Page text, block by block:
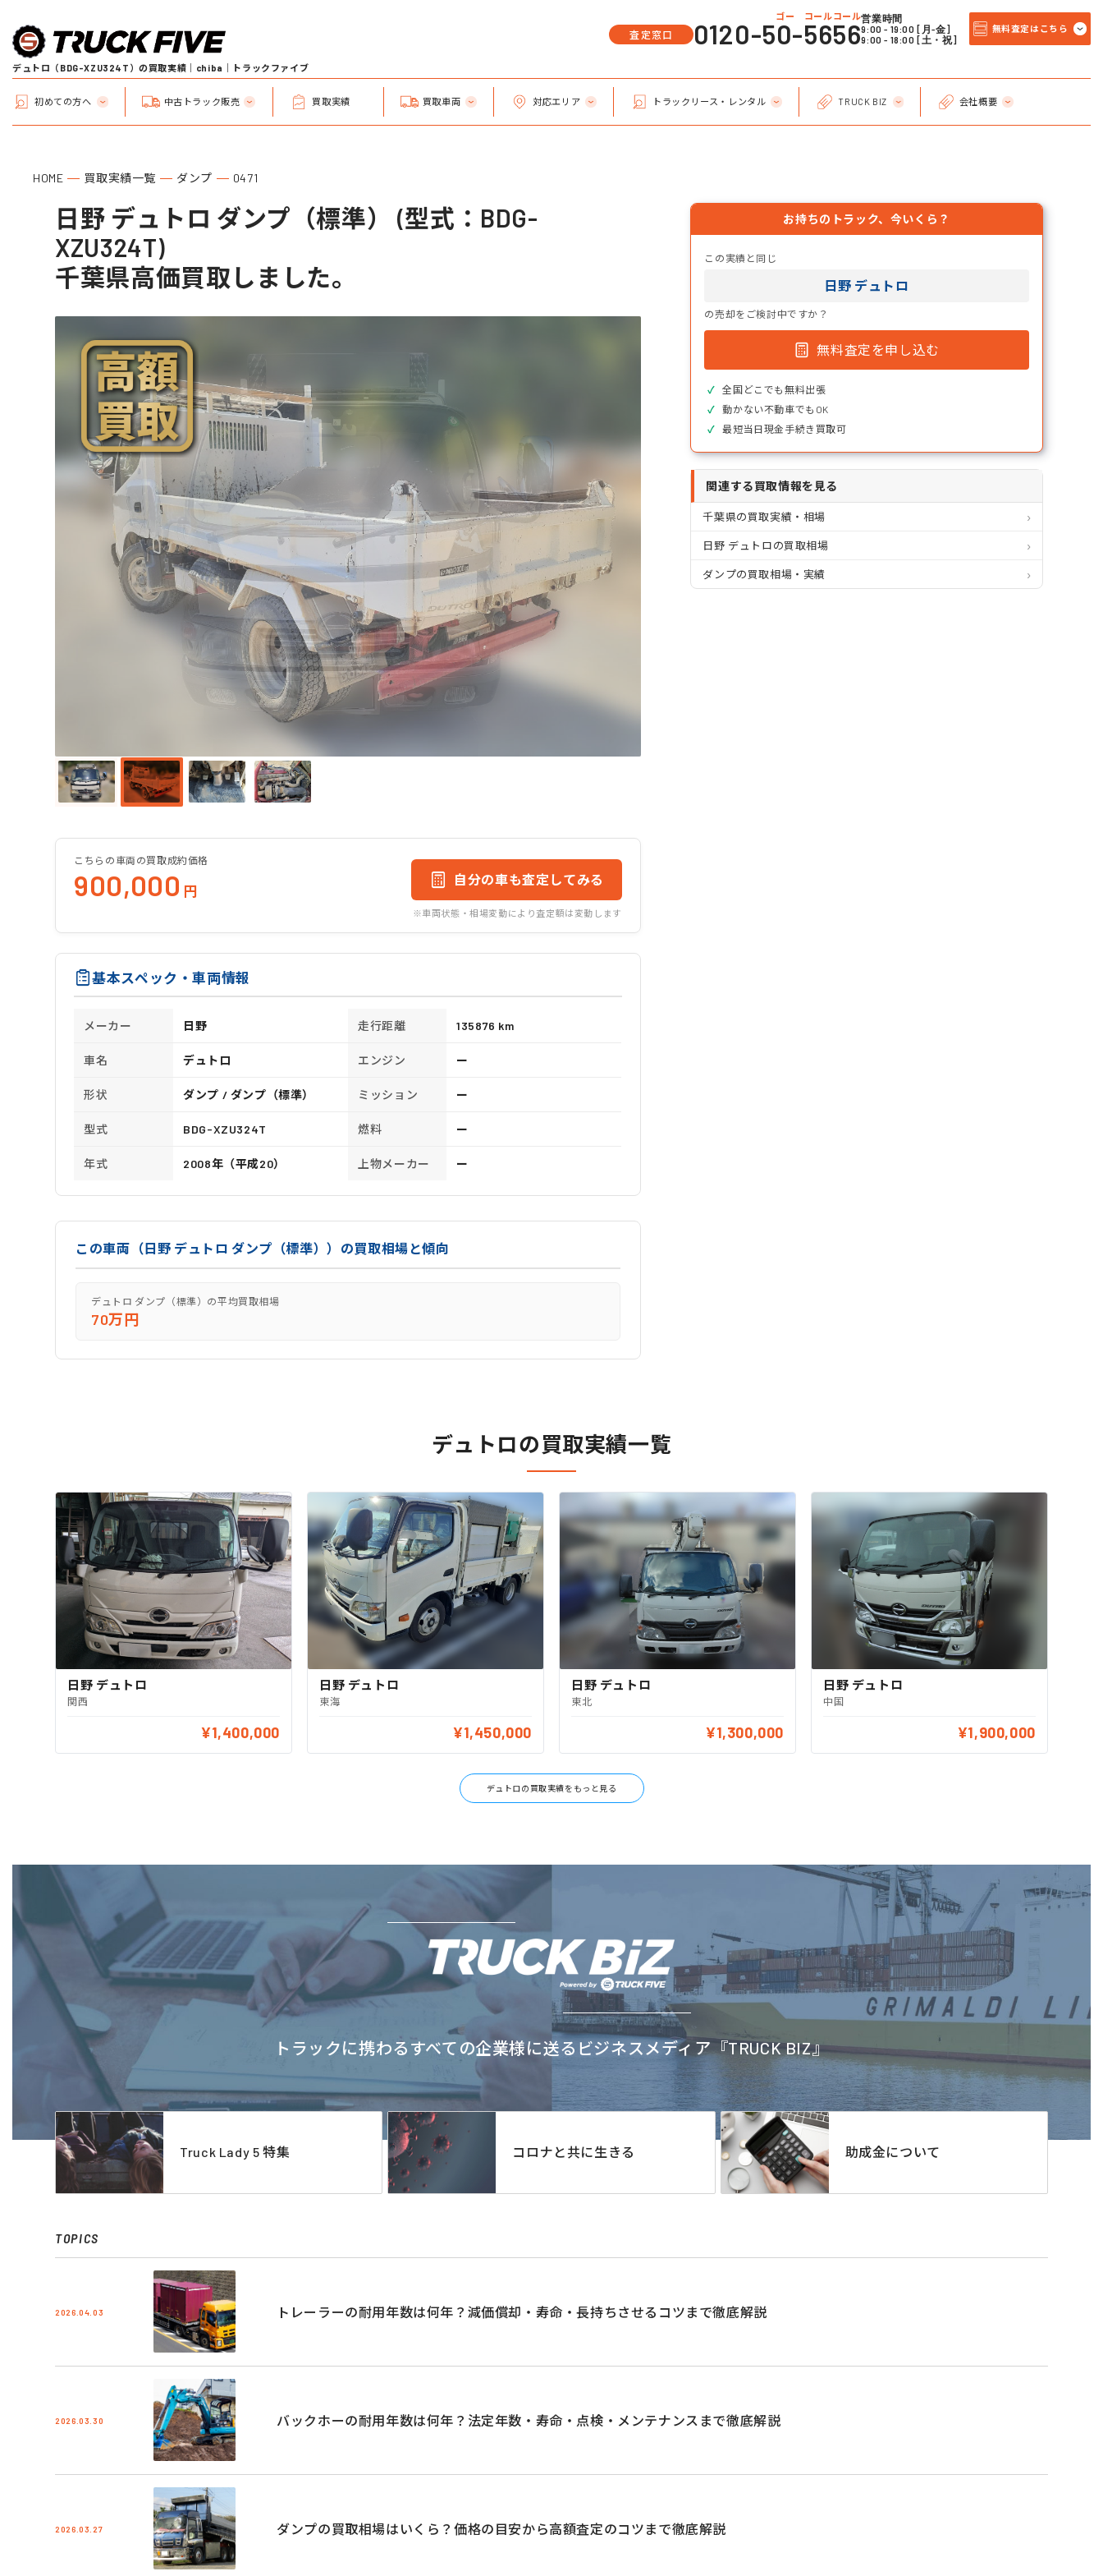
デュトロ（BDG-XZU324T）の買取実績｜chiba｜トラックファイブ
査定窓口
ゴー コールコール
0120-50-5656営業時間
9:00 - 19:00 [月-金]
9:00 - 18:00 [土・祝]
無料査定はこちら
初めての方へ 中古トラック販売 買取実績 買取車両 対応エリア トラックリース・レンタル TRUCK BIZ 会社概要
HOME 買取実績一覧 ダンプ 0471
日野 デュトロ ダンプ（標準） (型式：BDG-
XZU324T)
千葉県高価買取しました。
こちらの車両の買取成約価格
900,000 円
自分の車も査定してみる
※車両状態・相場変動により査定額は変動します
基本スペック・車両情報
メーカー 日野 走行距離 135876 km
車名 デュトロ エンジン ー
形状 ダンプ / ダンプ（標準） ミッション ー
型式 BDG-XZU324T 燃料 ー
年式 2008年（平成20） 上物メーカー ー
この車両（日野 デュトロ ダンプ（標準））の買取相場と傾向
デュトロ ダンプ（標準）の平均買取相場
70万円
お持ちのトラック、今いくら？
この実績と同じ
日野 デュトロ
の売却をご検討中ですか？
無料査定を申し込む
全国どこでも無料出張
動かない不動車でもOK
最短当日現金手続き買取可
関連する買取情報を見る
千葉県の買取実績・相場
日野 デュトロの買取相場
ダンプの買取相場・実績
デュトロの買取実績一覧
日野 デュトロ
関西
¥1,400,000
日野 デュトロ
東海
¥1,450,000
日野 デュトロ
東北
¥1,300,000
日野 デュトロ
中国
¥1,900,000
デュトロの買取実績をもっと見る
トラックに携わるすべての企業様に送るビジネスメディア『TRUCK BIZ』
Truck Lady 5 特集 コロナと共に生きる 助成金について
TOPICS
2026.04.03 トレーラーの耐用年数は何年？減価償却・寿命・長持ちさせるコツまで徹底解説
2026.03.30 バックホーの耐用年数は何年？法定年数・寿命・点検・メンテナンスまで徹底解説
2026.03.27 ダンプの買取相場はいくら？価格の目安から高額査定のコツまで徹底解説